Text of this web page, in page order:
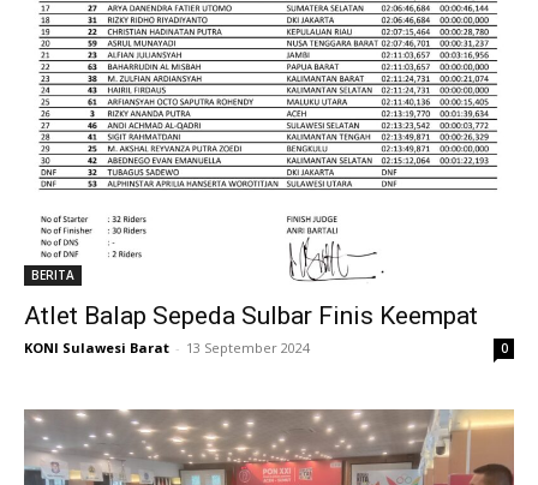
BERITA
Atlet Balap Sepeda Sulbar Finis Keempat
KONI Sulawesi Barat - 13 September 2024 0